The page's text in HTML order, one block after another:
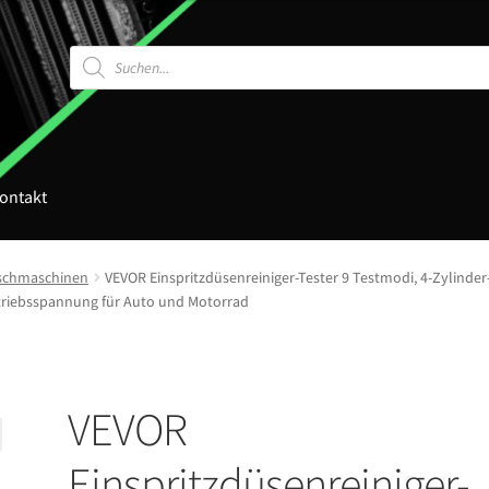
Products
search
VEVOR Einspritzdüsenreiniger-Tester 9 Testmodi, 4-
für Auto und Motorrad
VEVOR